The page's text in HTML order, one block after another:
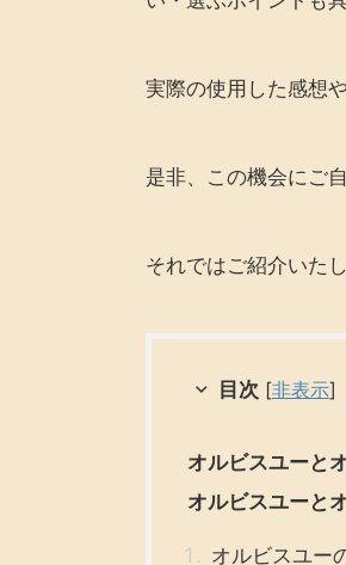
実際の使用した感想
是非、この機会にご
それではご紹介いたし
目次 [非表示]
オルビスユーと
オルビスユーと
オルビスユー